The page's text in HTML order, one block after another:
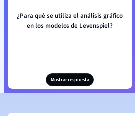
¿Para qué se utiliza el análisis gráfico
en los modelos de Levenspiel?
Mostrar respuesta